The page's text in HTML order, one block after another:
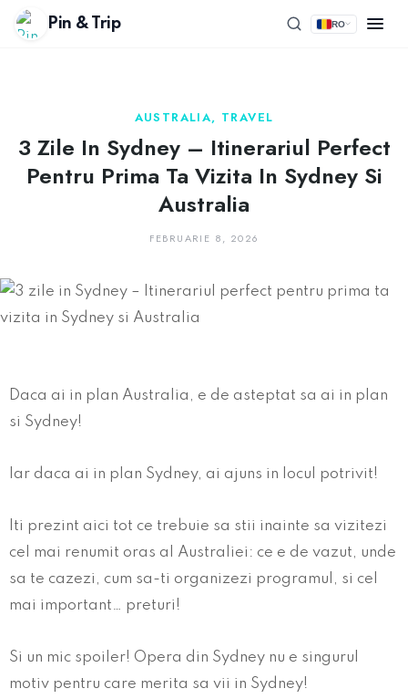
Pin & Trip RO
AUSTRALIA, TRAVEL
3 Zile In Sydney – Itinerariul Perfect
Pentru Prima Ta Vizita In Sydney Si
Australia
FEBRUARIE 8, 2026
Daca ai in plan Australia, e de asteptat sa ai in plan
si Sydney!
Iar daca ai in plan Sydney, ai ajuns in locul potrivit!
Iti prezint aici tot ce trebuie sa stii inainte sa vizitezi
cel mai renumit oras al Australiei: ce e de vazut, unde
sa te cazezi, cum sa-ti organizezi programul, si cel
mai important… preturi!
Si un mic spoiler! Opera din Sydney nu e singurul
motiv pentru care merita sa vii in Sydney!